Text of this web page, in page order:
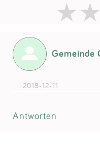
Gemeinde
2018-12-11
Antworten